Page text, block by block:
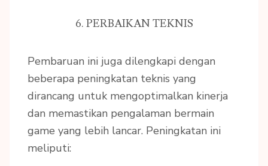
6. PERBAIKAN TEKNIS
Pembaruan ini juga dilengkapi dengan
beberapa peningkatan teknis yang
dirancang untuk mengoptimalkan kinerja
dan memastikan pengalaman bermain
game yang lebih lancar. Peningkatan ini
meliputi: